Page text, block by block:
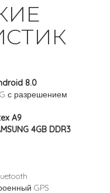
8.0
с разрешением
A9
4GB DDR3
GPS